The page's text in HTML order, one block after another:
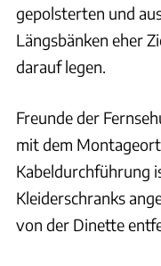
gepolsterten und
Längsbänken eher
darauf legen.
Freunde der
mit dem
Kabeldurchführung
Kleiderschranks
von der Dinette